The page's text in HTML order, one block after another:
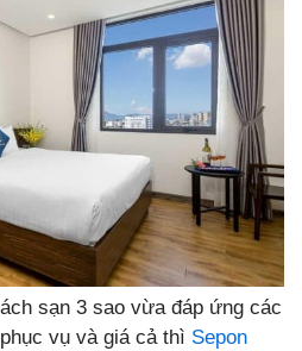
sạn 3 sao vừa đáp ứng các
vụ và giá cả thì Sepon